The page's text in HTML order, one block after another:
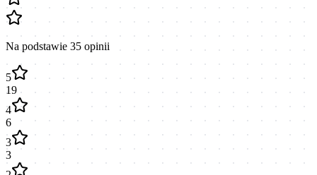
Na podstawie 35 opinii
5
19
4
6
3
3